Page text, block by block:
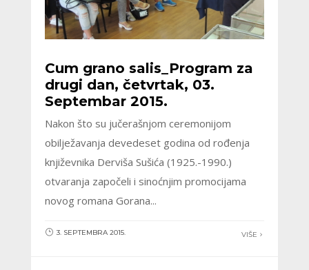
Cum grano salis_Program za
drugi dan, četvrtak, 03.
Septembar 2015.
Nakon što su jučerašnjom ceremonijom
obilježavanja devedeset godina od rođenja
književnika Derviša Sušića (1925.-1990.)
otvaranja započeli i sinoćnjim promocijama
novog romana Gorana...
VIŠE
3. SEPTEMBRA 2015.